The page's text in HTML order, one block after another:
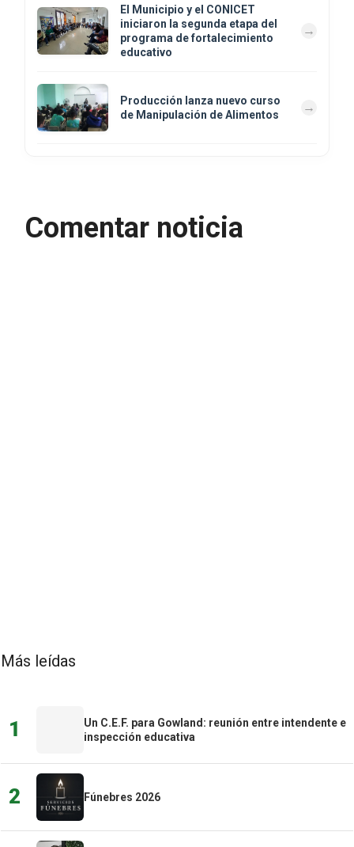
El Municipio y el CONICET
iniciaron la segunda etapa del
programa de fortalecimiento
educativo
Producción lanza nuevo curso
de Manipulación de Alimentos
Comentar noticia
Más leídas
1
Un C.E.F. para Gowland: reunión entre intendente e
inspección educativa
2 Fúnebres 2026